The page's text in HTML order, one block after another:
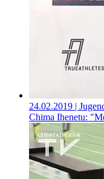
24.02.2019 |
Chima Ihenetu: